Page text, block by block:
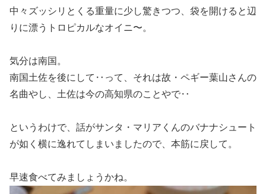
中々ズッシリとくる重量に少し驚きつつ、袋を開けると辺
りに漂うトロピカルなオイニ〜。
気分は南国。
南国土佐を後にして‥って、それは故・ペギー葉山さんの
名曲やし、土佐は今の高知県のことやで‥
というわけで、話がサンタ・マリアくんのバナナシュート
が如く横に逸れてしまいましたので、本筋に戻して。
早速食べてみましょうかね。